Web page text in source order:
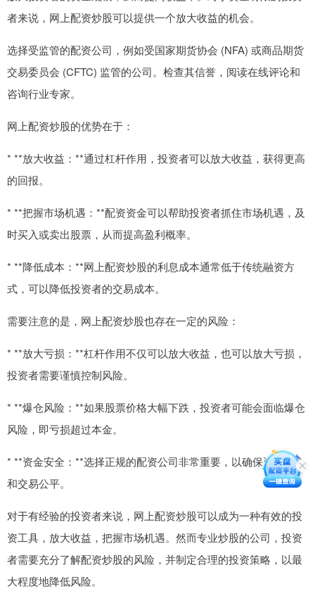
者来说，网上配资炒股可以提供一个放大收益的机会。
选择受监管的配资公司，例如受国家期货协会 (NFA) 或商品期货
交易委员会 (CFTC) 监管的公司。检查其信誉，阅读在线评论和
咨询行业专家。
网上配资炒股的优势在于：
* **放大收益：**通过杠杆作用，投资者可以放大收益，获得更高
的回报。
* **把握市场机遇：**配资资金可以帮助投资者抓住市场机遇，及
时买入或卖出股票，从而提高盈利概率。
* **降低成本：**网上配资炒股的利息成本通常低于传统融资方
式，可以降低投资者的交易成本。
需要注意的是，网上配资炒股也存在一定的风险：
* **放大亏损：**杠杆作用不仅可以放大收益，也可以放大亏损，
投资者需要谨慎控制风险。
* **爆仓风险：**如果股票价格大幅下跌，投资者可能会面临爆仓
风险，即亏损超过本金。
* **资金安全：**选择正规的配资公司非常重要，以确保资金安全
和交易公平。
对于有经验的投资者来说，网上配资炒股可以成为一种有效的投
资工具，放大收益，把握市场机遇。然而专业炒股的公司，投资
者需要充分了解配资炒股的风险，并制定合理的投资策略，以最
大程度地降低风险。